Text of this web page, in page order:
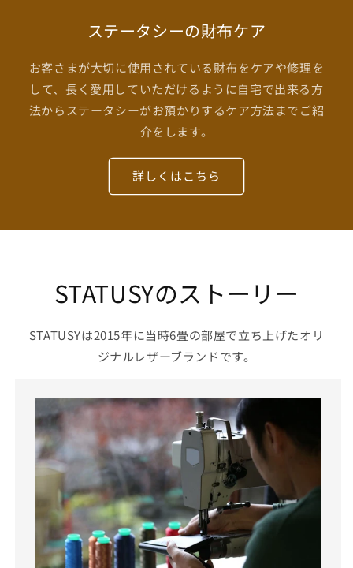
ステータシーの財布ケア
お客さまが大切に使用されている財布をケアや修理を
して、長く愛用していただけるように自宅で出来る方
法からステータシーがお預かりするケア方法までご紹
介をします。
詳しくはこちら
STATUSYのストーリー
STATUSYは2015年に当時6畳の部屋で立ち上げたオリ
ジナルレザーブランドです。